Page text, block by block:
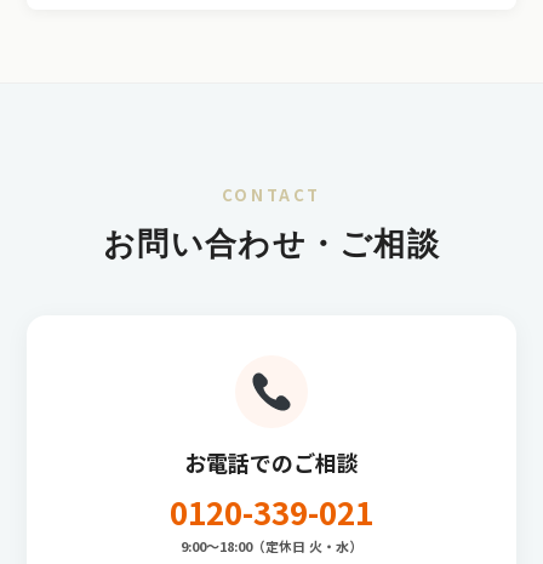
CONTACT
お問い合わせ・ご相談
お電話でのご相談
0120-339-021
9:00〜18:00（定休日 火・水）